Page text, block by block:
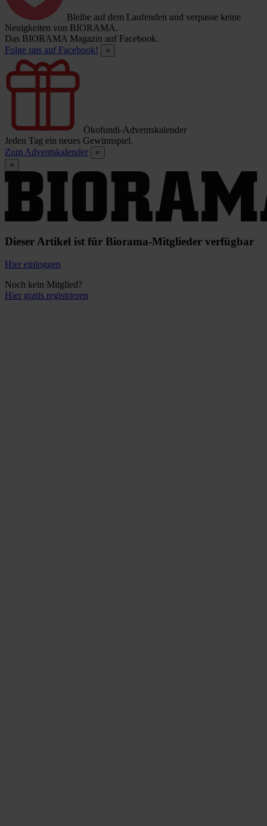
Bleibe auf dem Laufenden und verpasse keine
Neuigkeiten von BIORAMA.
Das BIORAMA Magazin auf Facebook.
Folge uns auf Facebook!
×
Ökofundi-Adventskalender
Jeden Tag ein neues Gewinnspiel.
Zum Adventskalender
×
×
Dieser Artikel ist für Biorama-Mitglieder verfügbar
Hier einloggen
Noch kein Mitglied?
Hier gratis registrieren